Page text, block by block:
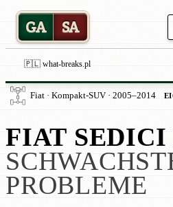
GA SA
🇵🇱 what-breaks.pl
Fiat · Kompakt-SUV · 2005–2014
FIAT SEDICI
PROBLEME